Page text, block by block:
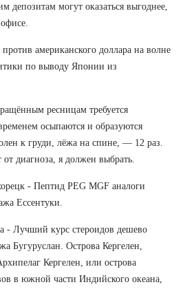
депозитам могут оказаться выгоднее,
американского доллара на волне
по выводу Японии из
ресницам требуется
осыпаются и образуются
к груди, лёжа на спине, — 12 раз.
диагноза, я должен выбрать.
- Пептид PEG MGF аналоги
Ессентуки.
- Лучший курс стероидов дешево
Бугуруслан. Острова Кергелен,
Кергелен, или острова
в южной части Индийского океана,